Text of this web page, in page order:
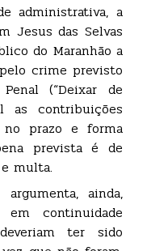
administrativa, a
Jesus das Selvas
do Maranhão a
crime previsto
(“Deixar de
as contribuições
no prazo e forma
prevista é de
multa.
ainda,
continuidade
ter sido